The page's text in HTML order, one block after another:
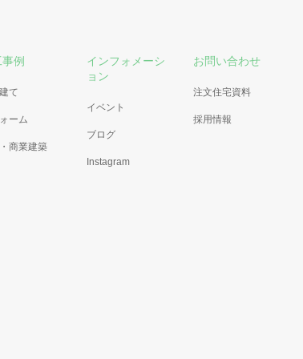
例
て
ーム
商業建築
インフォメーシ
ョン
イベント
ブログ
Instagram
お問い合わせ
注文住宅資料
採用情報